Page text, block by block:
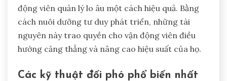
động viên quản lý lo âu một cách hiệu quả. Bằng
cách nuôi dưỡng tư duy phát triển, những tài
nguyên này trao quyền cho vận động viên điều
hướng căng thẳng và nâng cao hiệu suất của họ.
Các kỹ thuật đối phó phổ biến nhất